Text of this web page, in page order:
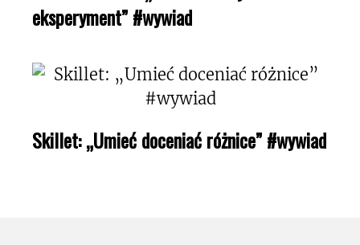
eksperyment” #wywiad
Skillet: „Umieć doceniać różnice” #wywiad